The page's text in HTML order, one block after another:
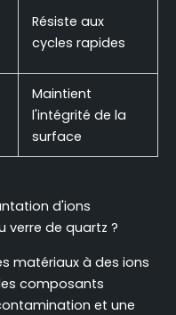
Résiste aux
cycles rapides
Maintient
l'intégrité de la
surface
d'ions
verre de quartz ?
matériaux à des ions
composants
et une